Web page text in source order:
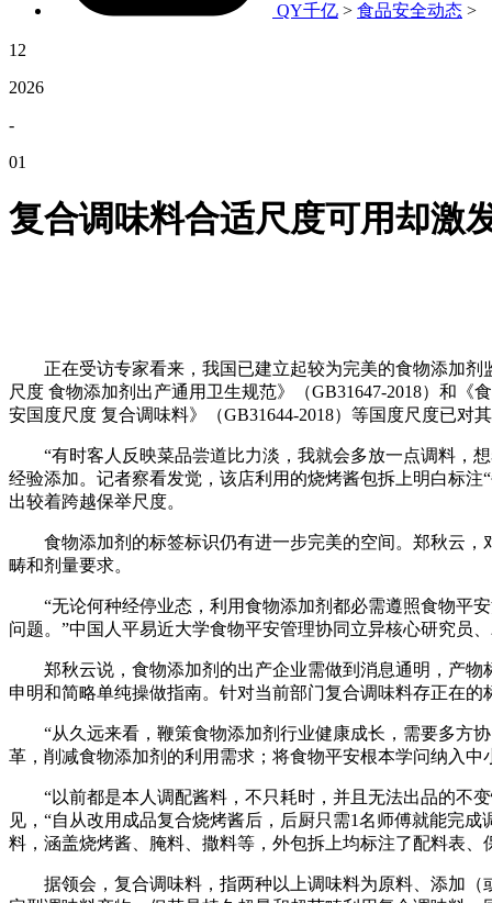
QY千亿 > 食品安全动态 >
12
2026
-
01
复合调味料合适尺度可用却激
正在受访专家看来，我国已建立起较为完美的食物添加剂
尺度 食物添加剂出产通用卫生规范》（GB31647-2018）和
安国度尺度 复合调味料》（GB31644-2018）等国度尺度已对
“有时客人反映菜品尝道比力淡，我就会多放一点调料，想
经验添加。记者察看发觉，该店利用的烧烤酱包拆上明白标
出较着跨越保举尺度。
食物添加剂的标签标识仍有进一步完美的空间。郑秋云，
畴和剂量要求。
“无论何种经停业态，利用食物添加剂都必需遵照食物平安
问题。”中国人平易近大学食物平安管理协同立异核心研究员
郑秋云说，食物添加剂的出产企业需做到消息通明，产物
申明和简略单纯操做指南。针对当前部门复合调味料存正在
“从久远来看，鞭策食物添加剂行业健康成长，需要多方协
革，削减食物添加剂的利用需求；将食物平安根本学问纳入
“以前都是本人调配酱料，不只耗时，并且无法出品的不变
见，“自从改用成品复合烧烤酱后，后厨只需1名师傅就能完
料，涵盖烧烤酱、腌料、撒料等，外包拆上均标注了配料表、
据领会，复合调味料，指两种以上调味料为原料、添加（